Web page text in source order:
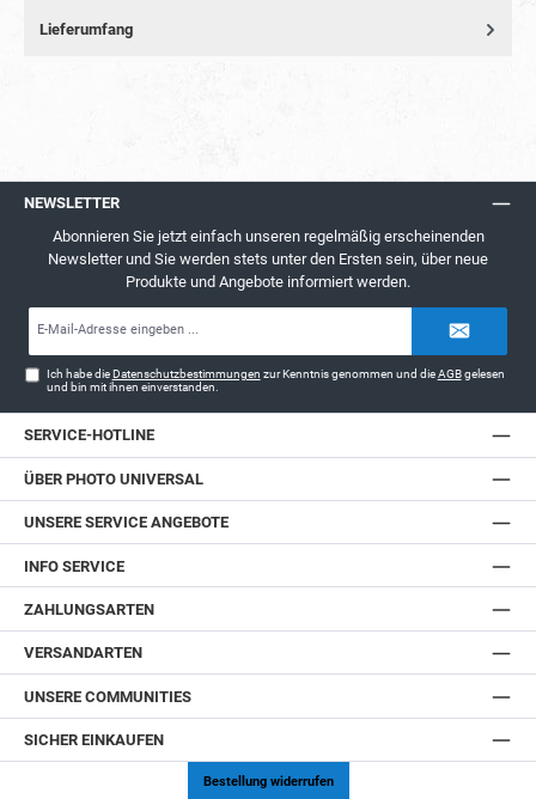
Lieferumfang
NEWSLETTER
Abonnieren Sie jetzt einfach unseren regelmäßig erscheinenden
Newsletter und Sie werden stets unter den Ersten sein, über neue
Produkte und Angebote informiert werden.
Ich habe dieDatenschutzbestimmungen zur Kenntnis genommen und dieAGBgelesen
und bin mit ihnen einverstanden.
SERVICE-HOTLINE
ÜBER PHOTO UNIVERSAL
UNSERE SERVICE ANGEBOTE
INFO SERVICE
ZAHLUNGSARTEN
VERSANDARTEN
UNSERE COMMUNITIES
SICHER EINKAUFEN
Bestellung widerrufen